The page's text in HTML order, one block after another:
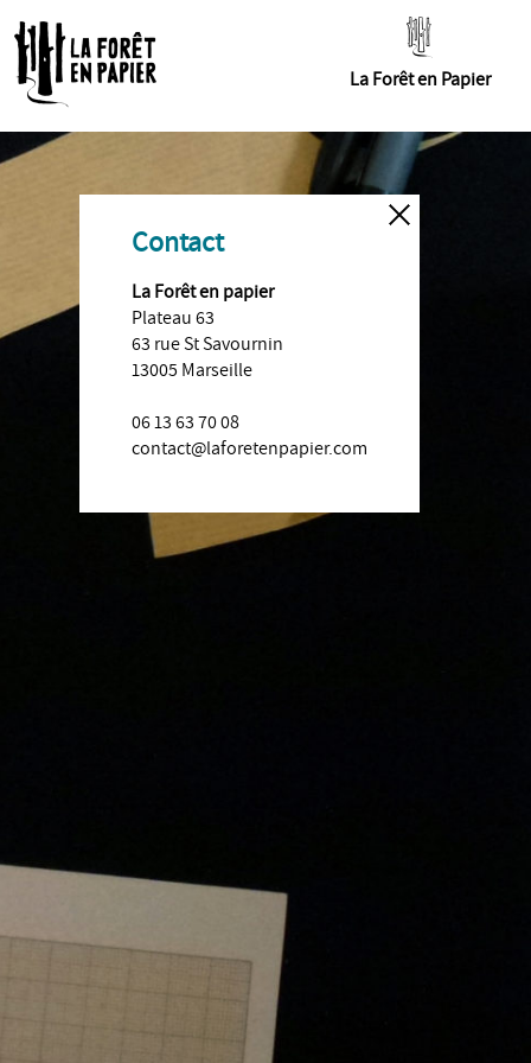
La Forêt en Papier
Contact
La Forêt en papier
Plateau 63
63 rue St Savournin
13005 Marseille
06 13 63 70 08
contact@laforetenpapier.com